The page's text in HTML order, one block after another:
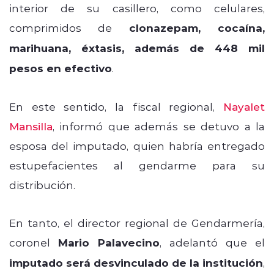
interior de su casillero, como celulares,
comprimidos de clonazepam, cocaína,
marihuana, éxtasis, además de 448 mil
pesos en efectivo.
En este sentido, la fiscal regional, Nayalet
Mansilla, informó que además se detuvo a la
esposa del imputado, quien habría entregado
estupefacientes al gendarme para su
distribución.
En tanto, el director regional de Gendarmería,
coronel Mario Palavecino, adelantó que el
imputado será desvinculado de la institución,